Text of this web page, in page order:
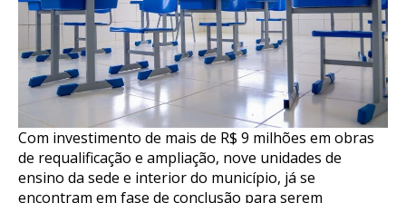
Com investimento de mais de R$ 9 milhões em obras
de requalificação e ampliação, nove unidades de
ensino da sede e interior do município, já se
encontram em fase de conclusão para serem